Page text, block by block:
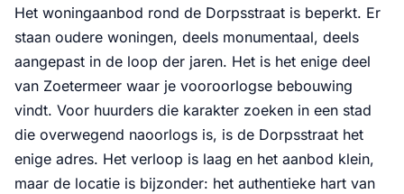
Het woningaanbod rond de Dorpsstraat is beperkt. Er
staan oudere woningen, deels monumentaal, deels
aangepast in de loop der jaren. Het is het enige deel
van Zoetermeer waar je vooroorlogse bebouwing
vindt. Voor huurders die karakter zoeken in een stad
die overwegend naoorlogs is, is de Dorpsstraat het
enige adres. Het verloop is laag en het aanbod klein,
maar de locatie is bijzonder: het authentieke hart van